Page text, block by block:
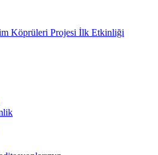
Köprüleri Projesi İlk Etkinliği